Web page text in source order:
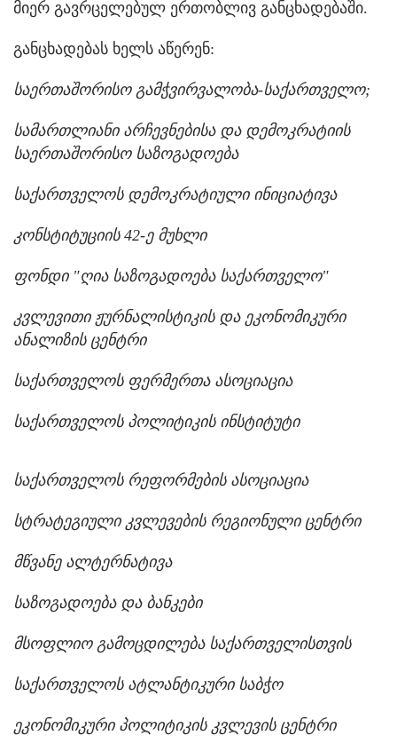
მიერ გავრცელებულ ერთობლივ განცხადებაში.
განცხადებას ხელს აწერენ:
საერთაშორისო გამჭვირვალობა-საქართველო;
სამართლიანი არჩევნებისა და დემოკრატიის
საერთაშორისო საზოგადოება
საქართველოს დემოკრატიული ინიციატივა
კონსტიტუციის 42-ე მუხლი
ფონდი "ღია საზოგადოება საქართველო"
კვლევითი ჟურნალისტიკის და ეკონომიკური
ანალიზის ცენტრი
საქართველოს ფერმერთა ასოციაცია
საქართველოს პოლიტიკის ინსტიტუტი
საქართველოს რეფორმების ასოციაცია
სტრატეგიული კვლევების რეგიონული ცენტრი
მწვანე ალტერნატივა
საზოგადოება და ბანკები
მსოფლიო გამოცდილება საქართველისთვის
საქართველოს ატლანტიკური საბჭო
ეკონომიკური პოლიტიკის კვლევის ცენტრი